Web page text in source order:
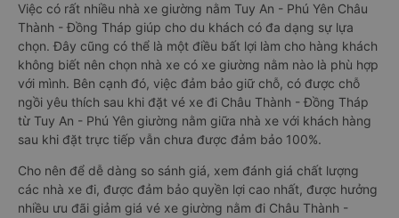
Việc có rất nhiều nhà xe giường nằm Tuy An - Phú Yên Châu
Thành - Đồng Tháp giúp cho du khách có đa dạng sự lựa
chọn. Đây cũng có thể là một điều bất lợi làm cho hàng khách
không biết nên chọn nhà xe có xe giường nằm nào là phù hợp
với mình. Bên cạnh đó, việc đảm bảo giữ chỗ, có được chỗ
ngồi yêu thích sau khi đặt vé xe đi Châu Thành - Đồng Tháp
từ Tuy An - Phú Yên giường nằm giữa nhà xe với khách hàng
sau khi đặt trực tiếp vẫn chưa được đảm bảo 100%.
Cho nên để dễ dàng so sánh giá, xem đánh giá chất lượng
các nhà xe đi, được đảm bảo quyền lợi cao nhất, được hưởng
nhiều ưu đãi giảm giá vé xe giường nằm đi Châu Thành -